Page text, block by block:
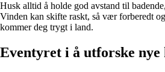
Husk alltid å holde god avstand til
Vinden kan skifte raskt, så vær forberedt
kommer deg trygt i land.
Eventyret i å utforske nye